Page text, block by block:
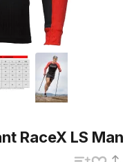
RaceX LS Man